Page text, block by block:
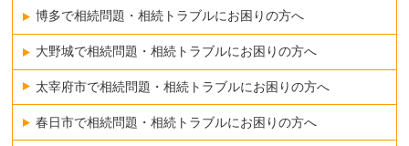
博多で相続問題・相続トラブルにお困りの方へ
大野城で相続問題・相続トラブルにお困りの方へ
太宰府市で相続問題・相続トラブルにお困りの方へ
春日市で相続問題・相続トラブルにお困りの方へ